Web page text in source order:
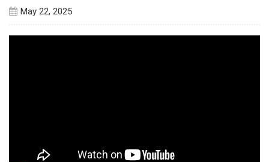
May 22, 2025